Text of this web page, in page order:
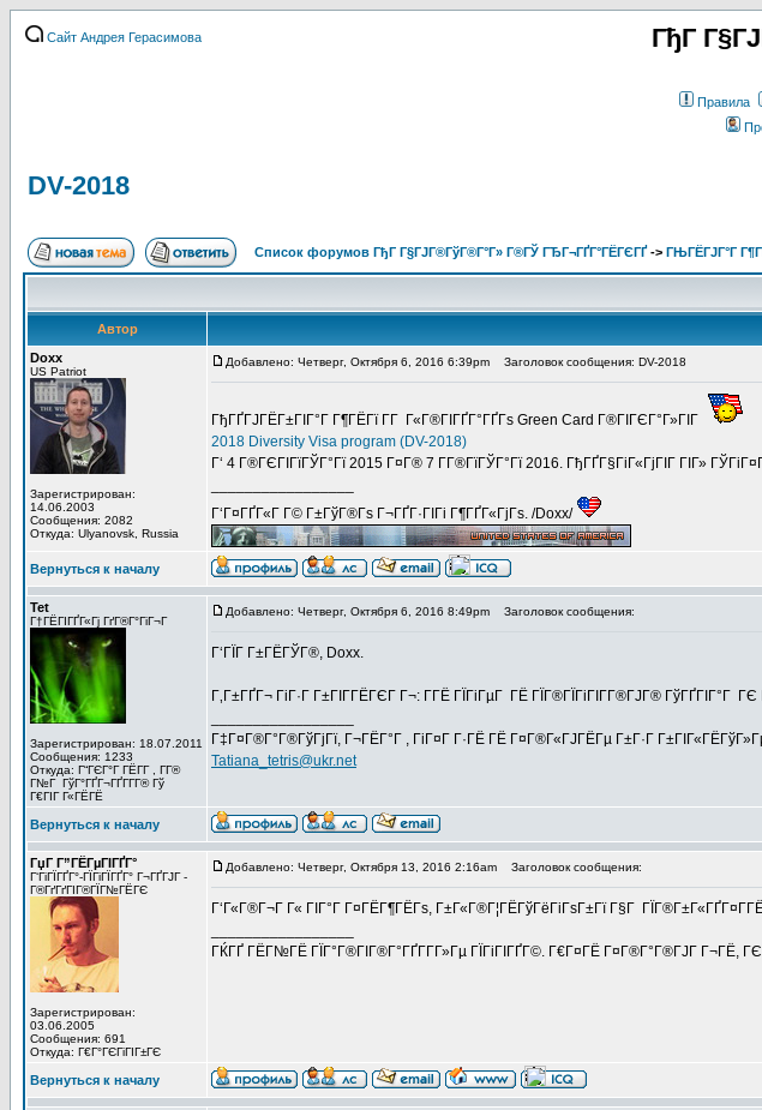
Сайт Андрея Герасимова ГђГ
Правила
DV-2018
Список форумов ГђГ Г§ГЈГ®ГўГ®Г°Г» Г®ГЎ ГЂГ¬ГҐГ°ГЁГЄГҐ-> ГЊГЁГЈГ°Г
Автор
Doxx
US Patriot
Зарегистрирован:
14.06.2003
Сообщения: 2082
Откуда: Ulyanovsk, Russia
Добавлено: Четверг, Октября 6, 2016 6:39pm Заголовок сообщения: DV-2018
ГђГҐГЈГЁГ±ГІГ°Г Г¶ГЁГї Г­Г Г«Г®ГІГҐГ°ГҐГѕ Green Card Г®ГІГЄГ°Г»ГІГ
2018 Diversity Visa program (DV-2018)
Г‘ 4 Г®ГЄГІГїГЎГ°Гї 2015 Г¤Г® 7 Г­Г®ГїГЎГ°Гї 2016. ГђГҐГ§ГіГ«ГјГІГ ГІГ»
Г‘Г¤ГҐГ«Г Г© Г±ГўГ®Гѕ Г¬ГҐГ·ГІГі Г¶ГҐГ«ГјГѕ. /Doxx/
Вернуться к началу
Tet
Г†ГЁГІГҐГ«Гј ГґГ®Г°ГіГ¬Г
Зарегистрирован: 18.07.2011
Сообщения: 1233
Откуда: Г“ГЄГ°Г ГЁГ­Г , Г­Г®
Г№Г ГўГ°ГҐГ¬ГҐГ­Г­Г® Гў
Г€ГІГ Г«ГЁГЁ
Добавлено: Четверг, Октября 6, 2016 8:49pm Заголовок сообщения:
Г‘ГЇГ Г±ГЁГЎГ®, Doxx.
Г‚Г±ГҐГ¬ ГіГ·Г Г±ГІГ­ГЁГЄГ Г¬: Г­ГЁ ГЇГіГµГ ГЁ ГЇГ®ГЇГіГІГ­Г®ГЈГ® ГўГҐГІГ°Г ГЄ
Г‡Г¤Г®Г°Г®ГўГјГї, Г¬ГЁГ°Г , ГіГ¤Г Г·ГЁ ГЁ Г¤Г®Г«ГЈГЁГµ Г±Г·Г
Tatiana_tetris@ukr.net
Вернуться к началу
ГџГ­ Г”ГЁГµГІГҐГ°
Г‘ГіГЇГҐГ°-ГЇГіГЇГҐГ° Г¬ГҐГЈГ -
Г®ГґГґГІГ®ГЇГ№ГЁГЄ
Зарегистрирован:
03.06.2005
Сообщения: 691
Откуда: Г€Г°ГЄГіГІГ±ГЄ
Добавлено: Четверг, Октября 13, 2016 2:16am Заголовок сообщения:
Г‘Г«Г®Г¬Г Г« ГІГ°Г Г¤ГЁГ¶ГЁГѕ, Г±Г«Г®Г¦ГЁГўГёГіГѕГ±Гї Г§Г
ГЌГҐ ГЁГ№ГЁ ГЇГ°Г®ГІГ®Г°ГҐГ­Г­Г»Гµ ГЇГіГІГҐГ©. Г€Г¤ГЁ Г¤Г®Г°Г®ГЈГ Г¬ГЁ,
Вернуться к началу